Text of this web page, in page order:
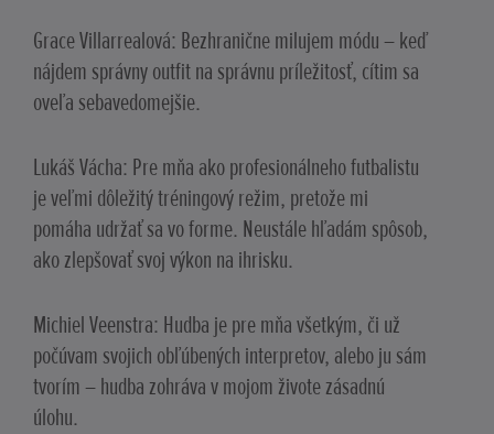
Grace Villarrealová: Bezhranične milujem módu – keď
nájdem správny outfit na správnu príležitosť, cítim sa
oveľa sebavedomejšie.
Lukáš Vácha: Pre mňa ako profesionálneho futbalistu
je veľmi dôležitý tréningový režim, pretože mi
pomáha udržať sa vo forme. Neustále hľadám spôsob,
ako zlepšovať svoj výkon na ihrisku.
Michiel Veenstra: Hudba je pre mňa všetkým, či už
počúvam svojich obľúbených interpretov, alebo ju sám
tvorím – hudba zohráva v mojom živote zásadnú
úlohu.